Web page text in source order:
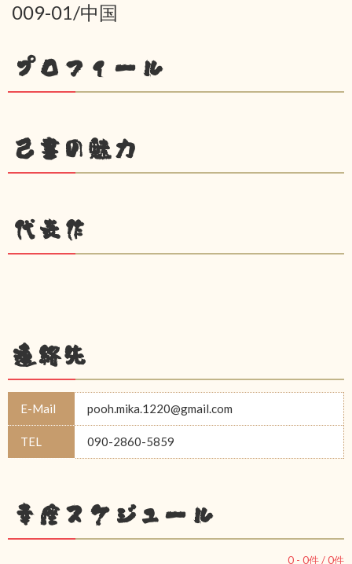
009-01/中国
プロフィール
己書の魅力
代表作
連絡先
E-Mail pooh.mika.1220@gmail.com
TEL 090-2860-5859
幸座スケジュール
0 - 0件 /0件